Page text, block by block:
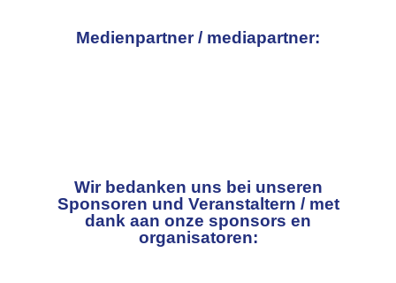
Medienpartner / mediapartner:
Wir bedanken uns bei unseren
Sponsoren und Veranstaltern / met
dank aan onze sponsors en
organisatoren: